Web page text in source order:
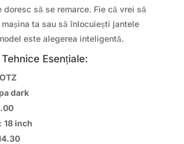
doresc să se remarce. Fie că vrei să
ta sau să înlocuiești jantele
este alegerea inteligentă.
Esențiale:
dark
18 inch